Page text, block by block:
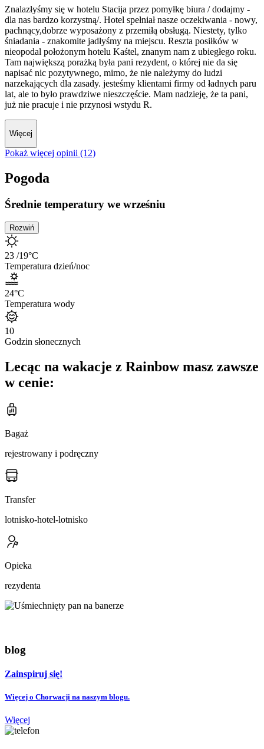
Znalazłyśmy się w hotelu Stacija przez pomyłkę biura / dodajmy -
dla nas bardzo korzystną/. Hotel spełniał nasze oczekiwania - nowy,
pachnący,dobrze wyposażony z przemiłą obsługą. Niestety, tylko
śniadania - znakomite jadłyśmy na miejscu. Reszta posiłków w
nieopodal położonym hotelu Kaśtel, znanym nam z ubiegłego roku.
Tam największą porażką była pani rezydent, o której nie da się
napisać nic pozytywnego, mimo, że nie należymy do ludzi
narzekających dla zasady. jesteśmy klientami firmy od ładnych paru
lat, ale to było prawdziwe nieszczęście. Mam nadzieję, że ta pani,
już nie pracuje i nie przynosi wstydu R.
Więcej
Pokaż więcej opinii (12)
Pogoda
Średnie temperatury we wrześniu
Rozwiń
23 /19°C
Temperatura dzień/noc
24°C
Temperatura wody
10
Godzin słonecznych
Lecąc na wakacje z Rainbow masz zawsze
w cenie:
Bagaż
rejestrowany i podręczny
Transfer
lotnisko-hotel-lotnisko
Opieka
rezydenta
blog
Zainspiruj się!
Więcej o Chorwacji na naszym blogu.
Więcej